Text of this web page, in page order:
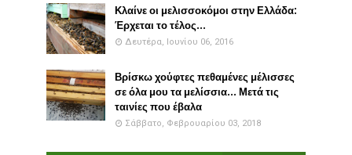
Κλαίνε οι μελισσοκόμοι στην Ελλάδα:
Έρχεται το τέλος...
Δευτέρα, Ιουνίου 06, 2016
Βρίσκω χούφτες πεθαμένες μέλισσες
σε όλα μου τα μελίσσια... Μετά τις
ταινίες που έβαλα
Σάββατο, Φεβρουαρίου 03, 2018